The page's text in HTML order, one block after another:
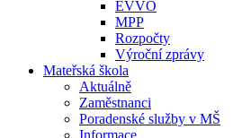
EVVO
MPP
Rozpočty
Výroční zprávy
Mateřská škola
Aktuálně
Zaměstnanci
Poradenské služby v MŠ
Informace